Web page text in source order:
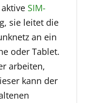
SIM-
sie leitet die
an ein
oder Tablet.
arbeiten,
kann der